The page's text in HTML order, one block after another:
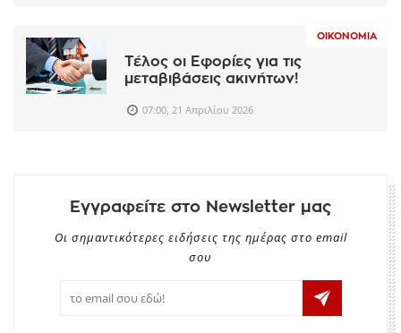
ΟΙΚΟΝΟΜΊΑ
Τέλος οι Εφορίες για τις
μεταβιβάσεις ακινήτων!
07:00, 21 Απριλίου 2026
Εγγραφείτε στο Newsletter μας
Οι σημαντικότερες ειδήσεις της ημέρας στο email
σου